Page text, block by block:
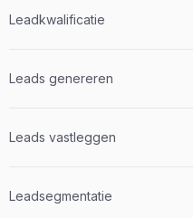
Leadkwalificatie
Leads genereren
Leads vastleggen
Leadsegmentatie